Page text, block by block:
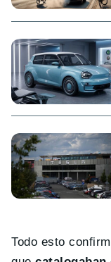
Todo esto